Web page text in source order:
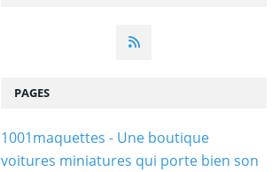
PAGES
1001maquettes - Une boutique
voitures miniatures qui porte bien son